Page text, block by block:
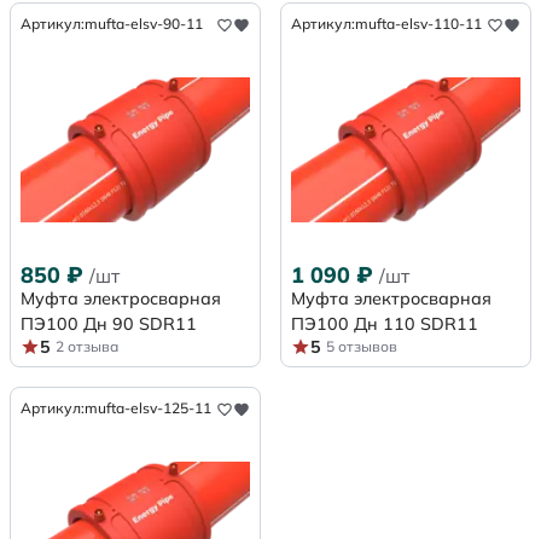
Артикул:mufta-elsv-90-11
850 ₽ /шт
Муфта электросварная
ПЭ100 Дн 90 SDR11
5 2 отзыва
Артикул:mufta-elsv-110-11
1 090 ₽ /шт
Муфта электросварная
ПЭ100 Дн 110 SDR11
5 5 отзывов
Артикул:mufta-elsv-125-11